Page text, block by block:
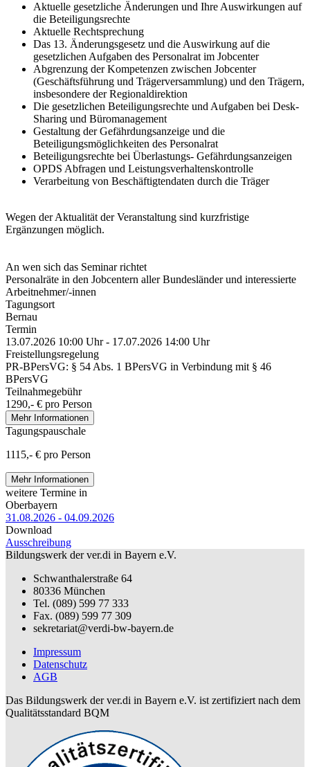
Aktuelle gesetzliche Änderungen und Ihre Auswirkungen auf
die Beteiligungsrechte
Aktuelle Rechtsprechung
Das 13. Änderungsgesetz und die Auswirkung auf die
gesetzlichen Aufgaben des Personalrat im Jobcenter
Abgrenzung der Kompetenzen zwischen Jobcenter
(Geschäftsführung und Trägerversammlung) und den Trägern,
insbesondere der Regionaldirektion
Die gesetzlichen Beteiligungsrechte und Aufgaben bei Desk-
Sharing und Büromanagement
Gestaltung der Gefährdungsanzeige und die
Beteiligungsmöglichkeiten des Personalrat
Beteiligungsrechte bei Überlastungs- Gefährdungsanzeigen
OPDS Abfragen und Leistungsverhaltenskontrolle
Verarbeitung von Beschäftigtendaten durch die Träger
Wegen der Aktualität der Veranstaltung sind kurzfristige
Ergänzungen möglich.
An wen sich das Seminar richtet
Personalräte in den Jobcentern aller Bundesländer und interessierte
Arbeitnehmer/-innen
Tagungsort
Bernau
Termin
13.07.2026 10:00 Uhr - 17.07.2026 14:00 Uhr
Freistellungsregelung
PR-BPersVG: § 54 Abs. 1 BPersVG in Verbindung mit § 46
BPersVG
Teilnahmegebühr
1290,- € pro Person
Mehr Informationen
Tagungspauschale
1115,- € pro Person
Mehr Informationen
weitere Termine in
Oberbayern
31.08.2026 - 04.09.2026
Download
Ausschreibung
Bildungswerk der ver.di in Bayern e.V.
Schwanthalerstraße 64
80336 München
Tel. (089) 599 77 333
Fax. (089) 599 77 309
sekretariat@verdi-bw-bayern.de
Impressum
Datenschutz
AGB
Das Bildungswerk der ver.di in Bayern e.V. ist zertifiziert nach dem
Qualitätsstandard BQM